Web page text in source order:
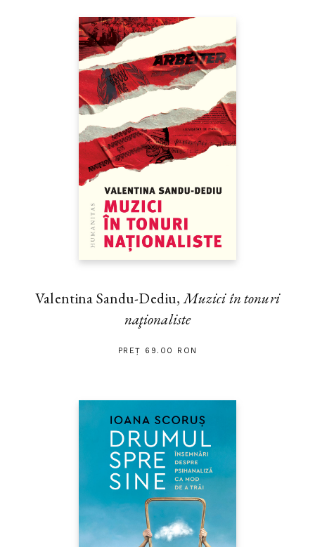
Valentina Sandu-Dediu,Muzici în tonuri
naţionaliste
PREȚ 69.00 RON